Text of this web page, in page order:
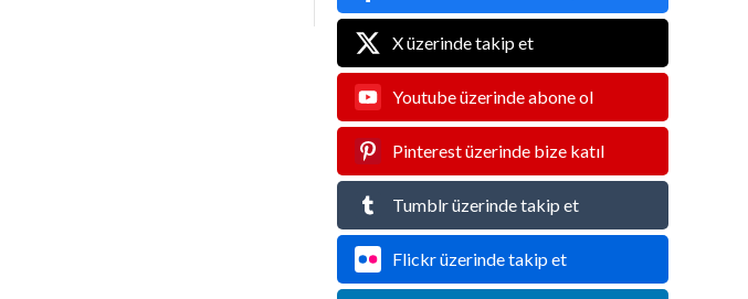
X üzerinde takip et
Youtube üzerinde abone ol
Pinterest üzerinde bize katıl
Tumblr üzerinde takip et
Flickr üzerinde takip et